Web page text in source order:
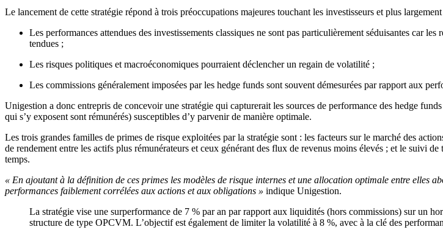
Le lancement de cette stratégie répond à trois préoccupations majeures touchant les investisseurs et plus
Les performances attendues des investissements classiques ne sont pas particulièrement séduisantes car
tendues ;
Les risques politiques et macroéconomiques pourraient déclencher un regain de volatilité ;
Les commissions généralement imposées par les hedge funds sont souvent démesurées par rapport aux
Unigestion a donc entrepris de concevoir une stratégie qui capturerait les sources de performance des hedge
qui s’y exposent sont rémunérés) susceptibles d’y parvenir de manière optimale.
Les trois grandes familles de primes de risque exploitées par la stratégie sont : les facteurs sur le marché des
de rendement entre les actifs plus rémunérateurs et ceux générant des flux de revenus moins élevés ; et le suivi
temps.
« En ajoutant à la définition de ces primes les modèles de risque internes et une allocation optimale entre elles
performances faiblement corrélées aux actions et aux obligations » indique Unigestion.
La stratégie vise une surperformance de 7 % par an par rapport aux liquidités (hors commissions) sur un
structure de type OPCVM. L’objectif est également de limiter la volatilité à 8 %, avec à la clé des